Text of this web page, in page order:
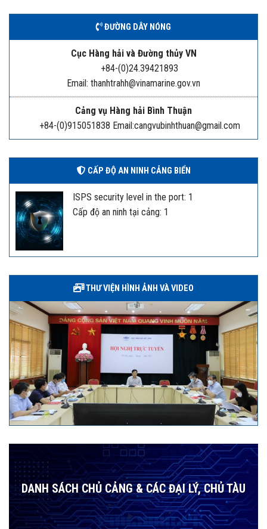
ĐƯỜNG DÂY NÓNG
Cục Hàng hải và Đường thủy VN
+84-(0)24.39421893
Email: thanhtrahh@vinamarine.gov.vn
Cảng vụ Hàng hải Bình Thuận
+84-(0)915051838 Email:cangvubinhthuan@gmail.com
CẤP ĐỘ AN NINH CẢNG BIỂN
ISPS security level in the port: 1
Cấp độ an ninh tại cảng: 1
THƯ VIỆN HÌNH ẢNH VÀ VIDEO
DANH SÁCH CHỦ CẢNG & CÁC ĐẠI LÝ, CHỦ TÀU